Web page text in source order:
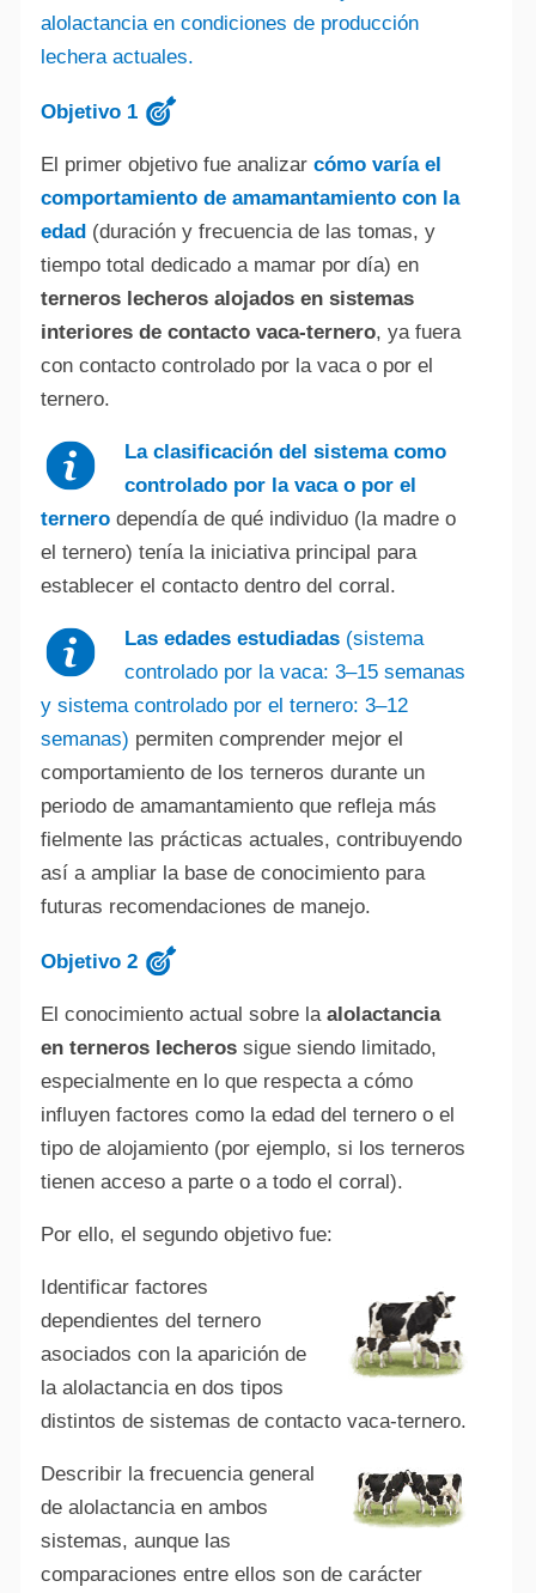
alolactancia en condiciones de producción
lechera actuales.
Objetivo 1
El primer objetivo fue analizar cómo varía el
comportamiento de amamantamiento con la
edad (duración y frecuencia de las tomas, y
tiempo total dedicado a mamar por día) en
terneros lecheros alojados en sistemas
interiores de contacto vaca-ternero, ya fuera
con contacto controlado por la vaca o por el
ternero.
La clasificación del sistema como
controlado por la vaca o por el
ternerodependía de qué individuo (la madre o
el ternero) tenía la iniciativa principal para
establecer el contacto dentro del corral.
Las edades estudiadas(sistema
controlado por la vaca: 3–15 semanas
y sistema controlado por el ternero: 3–12
semanas) permiten comprender mejor el
comportamiento de los terneros durante un
periodo de amamantamiento que refleja más
fielmente las prácticas actuales, contribuyendo
así a ampliar la base de conocimiento para
futuras recomendaciones de manejo.
Objetivo 2
El conocimiento actual sobre la alolactancia
en terneros lecherossigue siendo limitado,
especialmente en lo que respecta a cómo
influyen factores como la edad del ternero o el
tipo de alojamiento (por ejemplo, si los terneros
tienen acceso a parte o a todo el corral).
Por ello, el segundo objetivo fue:
Identificar factores
dependientes del ternero
asociados con la aparición de
la alolactancia en dos tipos
distintos de sistemas de contacto vaca-ternero.
Describir la frecuencia general
de alolactancia en ambos
sistemas, aunque las
comparaciones entre ellos son de carácter